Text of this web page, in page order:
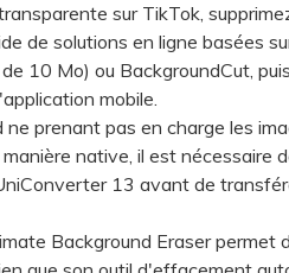
sur TikTok,
de solutions en ligne basées
10 Mo) ou BackgroundCut,
mobile.
prenant pas en charge les
native, il est nécessaire
13 avant de
Background Eraser permet